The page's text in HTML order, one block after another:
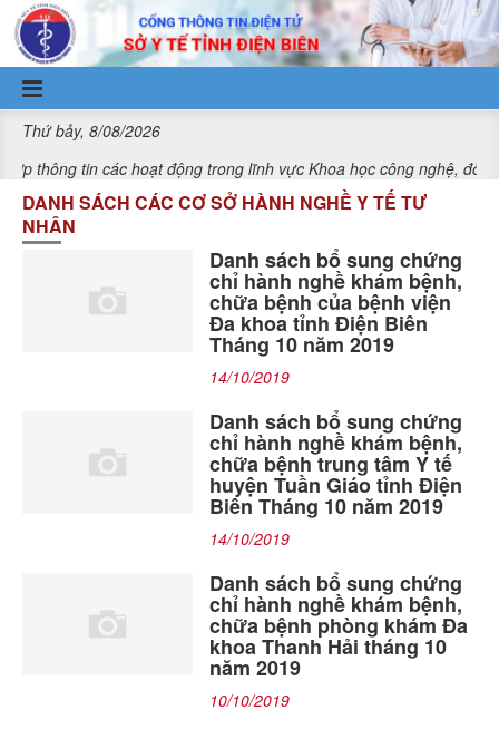
Truy cập nội dung luôn
Thứ bảy, 8/08/2026
các hoạt động trong lĩnh vực Khoa học công nghệ, đổi mới sáng
DANH SÁCH CÁC CƠ SỞ HÀNH NGHỀ Y TẾ TƯ
NHÂN
Danh sách bổ sung chứng
chỉ hành nghề khám bệnh,
chữa bệnh của bệnh viện
Đa khoa tỉnh Điện Biên
Tháng 10 năm 2019
14/10/2019
Danh sách bổ sung chứng
chỉ hành nghề khám bệnh,
chữa bệnh trung tâm Y tế
huyện Tuần Giáo tỉnh Điện
Biên Tháng 10 năm 2019
14/10/2019
Danh sách bổ sung chứng
chỉ hành nghề khám bệnh,
chữa bệnh phòng khám Đa
khoa Thanh Hải tháng 10
năm 2019
10/10/2019